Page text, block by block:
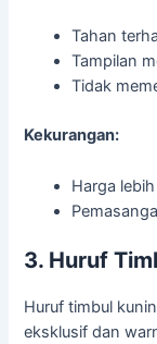
Tahan
Tampilan
Tidak
Kekurangan:
Harga
3. Huruf
Huruf timbul
eksklusif dan